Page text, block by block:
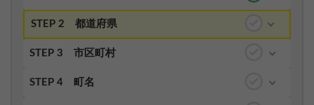
STEP 2 都道府県
STEP 3 市区町村
STEP 4 町名